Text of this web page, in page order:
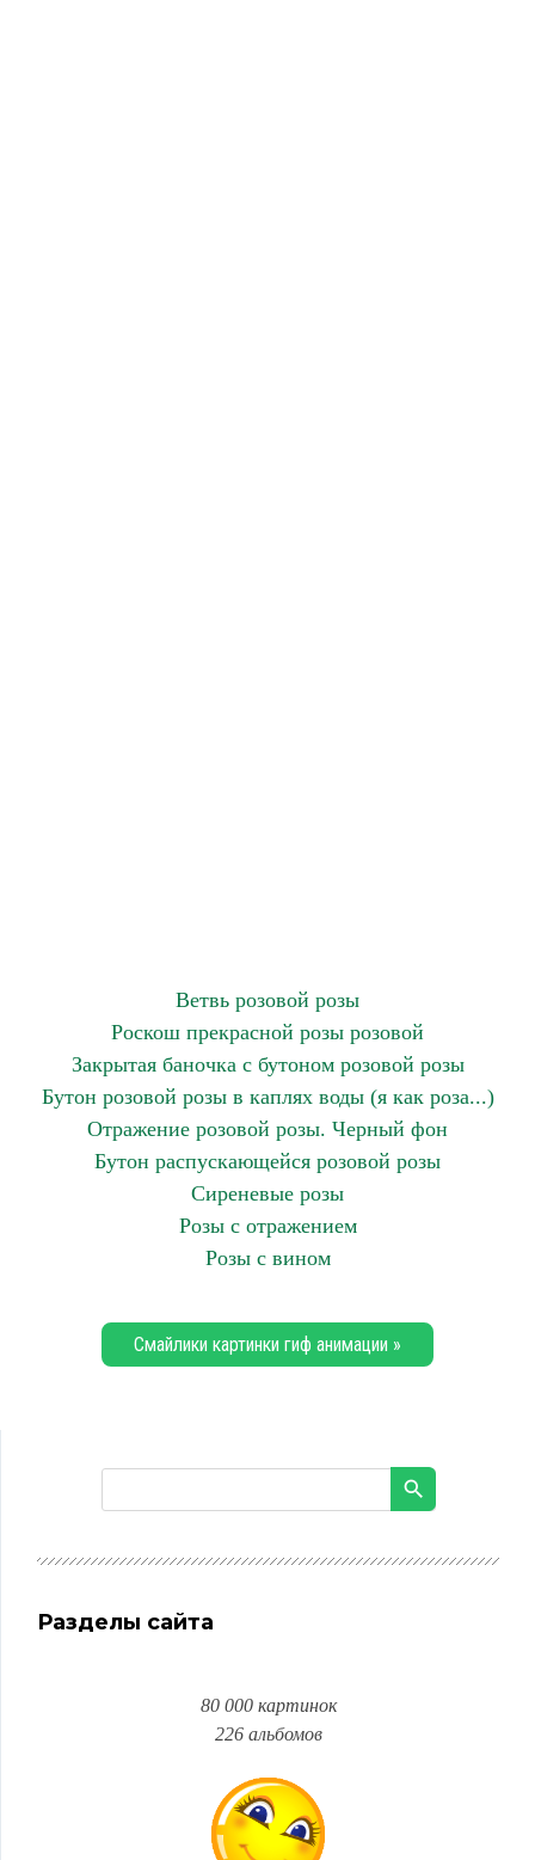
Ветвь розовой розы
Роскош прекрасной розы розовой
Закрытая баночка с бутоном розовой розы
Бутон розовой розы в каплях воды (я как роза...)
Отражение розовой розы. Черный фон
Бутон распускающейся розовой розы
Сиреневые розы
Розы с отражением
Розы с вином
Смайлики картинки гиф анимации »
Разделы сайта
80 000 картинок
226 альбомов